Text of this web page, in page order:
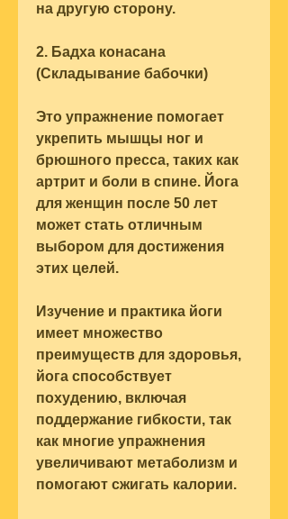
на другую сторону.
2. Бадха конасана
(Складывание бабочки)
Это упражнение помогает
укрепить мышцы ног и
брюшного пресса, таких как
артрит и боли в спине. Йога
для женщин после 50 лет
может стать отличным
выбором для достижения
этих целей.
Изучение и практика йоги
имеет множество
преимуществ для здоровья,
йога способствует
похудению, включая
поддержание гибкости, так
как многие упражнения
увеличивают метаболизм и
помогают сжигать калории.